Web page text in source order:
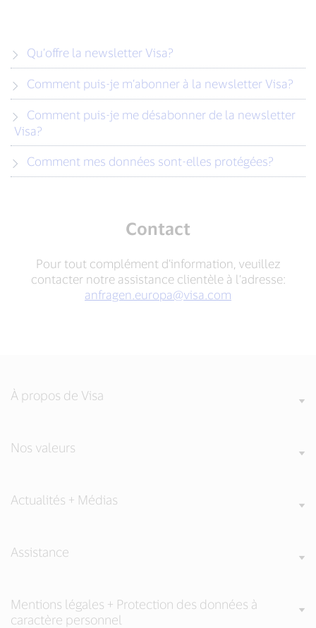
Qu’offre la newsletter Visa?
Comment puis-je m’abonner à la newsletter Visa?
Visa?
Comment mes données sont-elles protégées?
Contact
Pour tout complément d’information, veuillez
contacter notre assistance clientèle à l’adresse:
anfragen.europa@visa.com
À propos de Visa
Nos valeurs
Actualités + Médias
Assistance
Mentions légales + Protection des données à
caractère personnel